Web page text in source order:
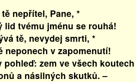
nepřítel, Pane, *
tvému jménu se rouhá!
tě, nevydej smrti, *
v zapomenutí!
pohleď: zem ve všech
a násilných skutků. –